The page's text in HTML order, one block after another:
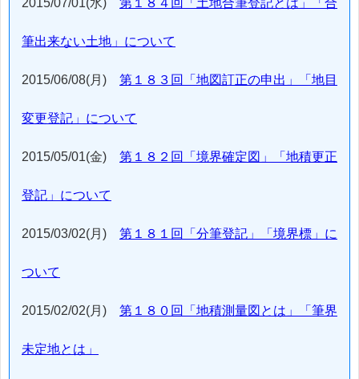
筆出来ない土地」について
2015/06/08(月) 第１８３回「地図訂正の申出」「地目
変更登記」について
2015/05/01(金) 第１８２回「境界確定図」「地積更正
登記」について
2015/03/02(月) 第１８１回「分筆登記」「境界標」に
ついて
2015/02/02(月) 第１８０回「地積測量図とは」「筆界
未定地とは」